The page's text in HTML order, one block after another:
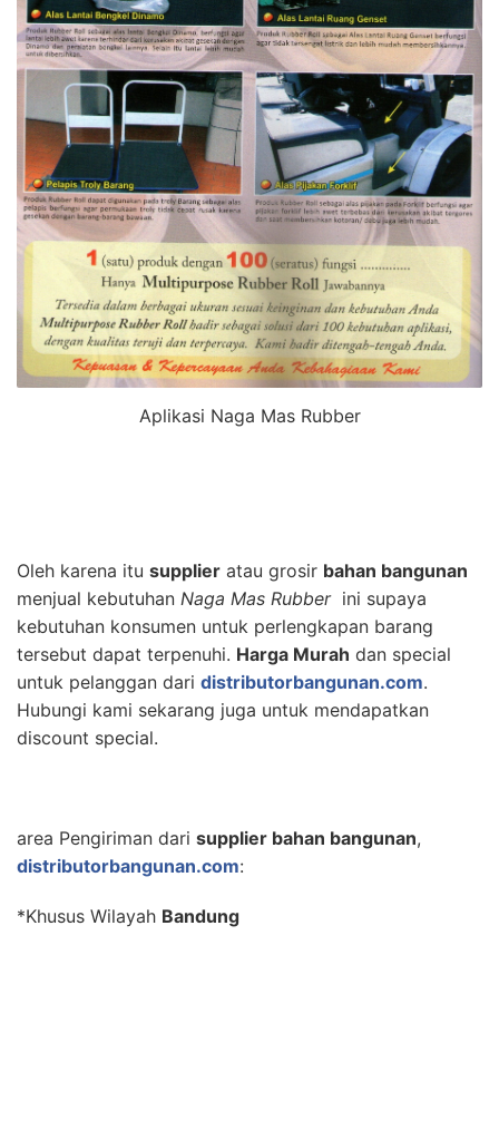
Aplikasi Naga Mas Rubber
Oleh karena itu supplier atau grosir bahan bangunan
menjual kebutuhan Naga Mas Rubber ini supaya
kebutuhan konsumen untuk perlengkapan barang
tersebut dapat terpenuhi. Harga Murah dan special
untuk pelanggan dari distributorbangunan.com.
Hubungi kami sekarang juga untuk mendapatkan
discount special.
area Pengiriman dari supplier bahan bangunan,
distributorbangunan.com:
*Khusus Wilayah Bandung